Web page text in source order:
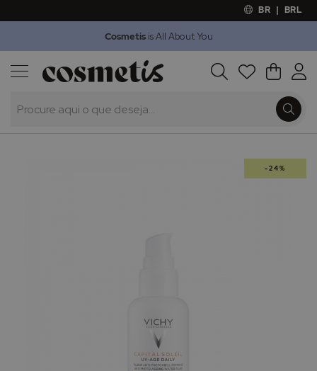
BR | BRL
Cosmetisis All About You
Procura O Meu
Outlet
-24%